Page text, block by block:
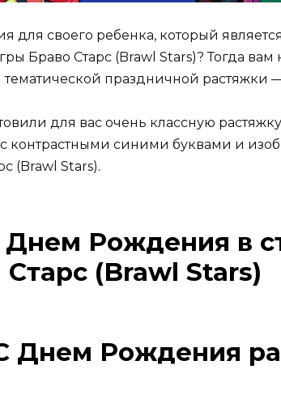
для своего ребенка, который
Браво Старс (Brawl Stars)? Тогда вам
тематической праздничной
для вас очень классную
контрастными синими буквами и
(Brawl Stars).
Днем Рождения в
Старс (Brawl Stars)
Днем Рождения